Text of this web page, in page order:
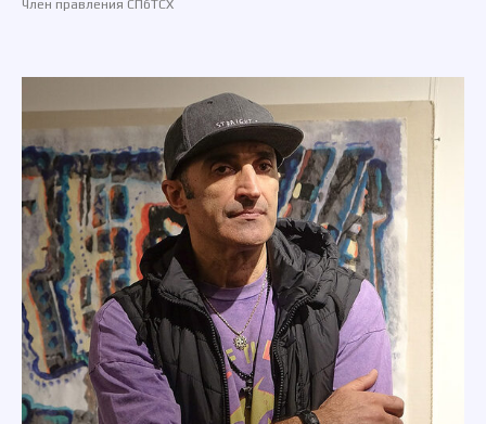
Член правления СПбТСХ